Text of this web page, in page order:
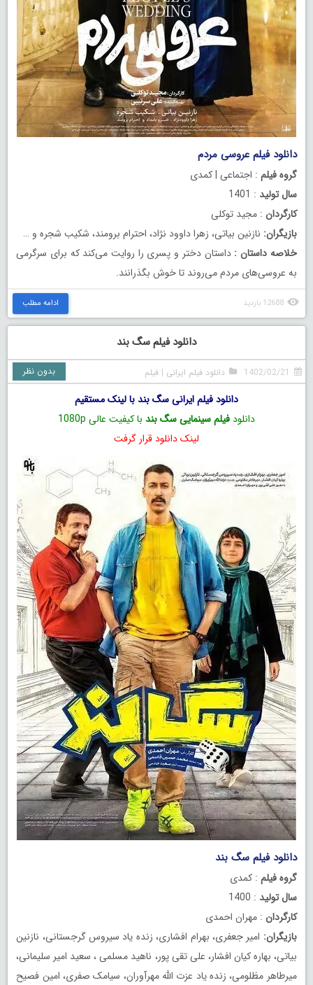
دانلود فیلم عروسی مردم
گروه فیلم : اجتماعی | کمدی
سال تولید : 1401
کارگردان : مجید توکلی
بازیگران: نازنین بیاتی، زهرا داوود نژاد، احترام برومند، شکیب شجره و …
خلاصه داستان :داستان دختر و پسری را روایت می‌کند که برای سرگرمی
به عروسی‌های مردم می‌روند تا خوش بگذرانند.
12688 بازدید ادامه مطلب
دانلود فیلم سگ بند
1402/02/21 دانلود فیلم ایرانی |فیلم بدون نظر
دانلود فیلم ایرانی سگ بند با لینک مستقیم
دانلودفیلم سینمایی سگ بند با کیفیت عالی 1080p
لینک دانلود قرار گرفت
دانلود فیلم سگ بند
گروه فیلم : کمدی
سال تولید : 1400
کارگردان : مهران احمدی
بازیگران: امیر جعفری، بهرام افشاری، زنده ياد سیروس گرجستانی، نازنین
بیاتی، بهاره کیان افشار، علی تقی پور، ناهید مسلمی ، سعید امیر سلیمانی،
میرطاهر مظلومی، زنده ياد عزت الله مهرآوران، سیامک صفری، امین فصیح